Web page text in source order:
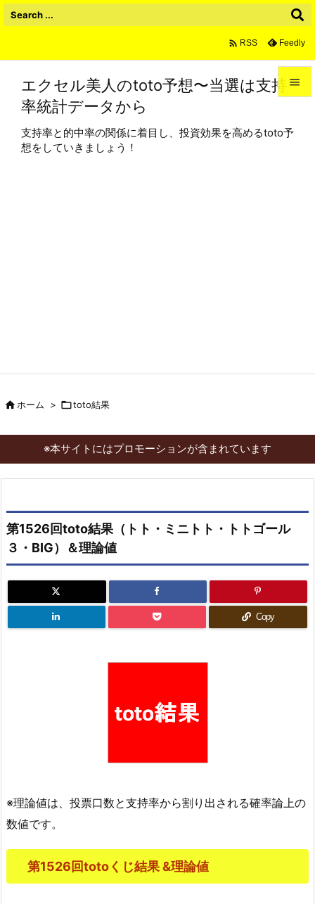
エクセル美人のtoto予想〜当選は支持
率統計データから
支持率と的中率の関係に着目し、投資効果を高めるtoto予
想をしていきましょう！

メニュ
 RSS Feedly
ホーム > toto結果
※本サイトにはプロモーションが含まれています
第1526回toto結果（トト・ミニトト・トトゴール
３・BIG）＆理論値
Copy
※理論値は、投票口数と支持率から割り出される確率論上の
数値です。
第1526回totoくじ結果 &理論値